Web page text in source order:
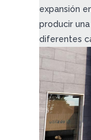
expansión
producir
diferentes